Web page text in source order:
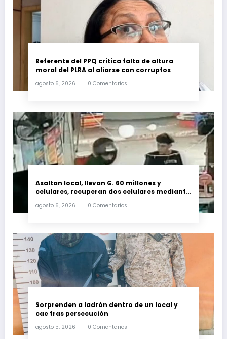
Referente del PPQ critica falta de altura
moral del PLRA al aliarse con corruptos
agosto 6, 2026 0 Comentarios
Asaltan local, llevan G. 60 millones y
celulares, recuperan dos celulares mediante
agosto 6, 2026 0 Comentarios
Sorprenden a ladrón dentro de un local y
cae tras persecución
agosto 5, 2026 0 Comentarios